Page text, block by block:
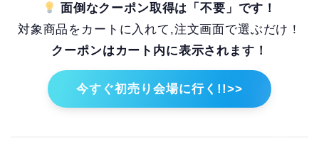
面倒なクーポン取得は「不要」です！
対象商品をカートに入れて,注文画面で選ぶだけ！
クーポンはカート内に表示されます！
今すぐ初売り会場に行く!!>>